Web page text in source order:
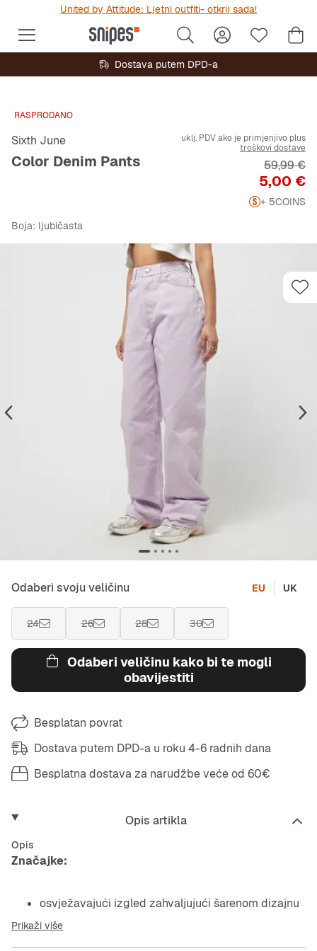
United by Attitude: Ljetni outfiti- otkrij sada!
Dostava putem DPD-a
RASPRODANO
Sixth June
Color Denim Pants
uklj. PDV ako je primjenjivo plus
troškovi dostave
Cijena
5,00 €
59,99 €
+ 5COINS
Boja: ljubičasta
Odaberi svoju veličinu EU UK
24 26 28 30
Odaberi veličinu kako bi te mogli
obavijestiti
Besplatan povrat
Dostava putem DPD-a u roku 4-6 radnih dana
Besplatna dostava za narudžbe veće od 60€
Opis artikla
Opis
Značajke:
osvježavajući izgled zahvaljujući šarenom dizajnu
uobičajen pojas s omčama za remen
Prikaži više